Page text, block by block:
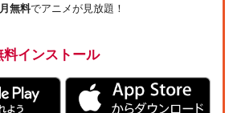
無料でアニメが見放題！
料インストール